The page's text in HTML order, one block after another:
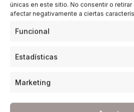
únicas en este sitio. No consentir o
afectar negativamente a ciertas
Funcional
Estadísticas
Marketing